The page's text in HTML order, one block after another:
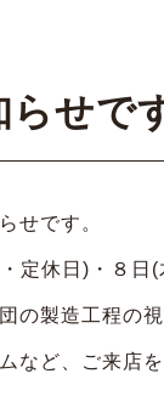
せで
せです。
定休日)・８日
の製造工程の
など、ご来店